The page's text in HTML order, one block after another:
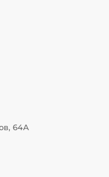
64А